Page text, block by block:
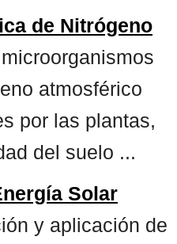
de Nitrógeno
atmosférico
por las plantas,
del suelo ...
Solar
y aplicación de